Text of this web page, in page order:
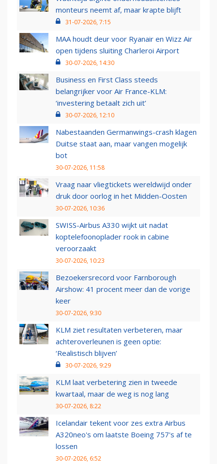
monteurs neemt af, maar krapte blijft
31-07-2026, 7:15
MAA houdt deur voor Ryanair en Wizz Air
open tijdens sluiting Charleroi Airport
30-07-2026, 14:30
Business en First Class steeds
belangrijker voor Air France-KLM:
‘investering betaalt zich uit’
30-07-2026, 12:10
Nabestaanden Germanwings-crash klagen
Duitse staat aan, maar vangen mogelijk
bot
30-07-2026, 11:58
Vraag naar vliegtickets wereldwijd onder
druk door oorlog in het Midden-Oosten
30-07-2026, 10:36
SWISS-Airbus A330 wijkt uit nadat
koptelefoonoplader rook in cabine
veroorzaakt
30-07-2026, 10:23
Bezoekersrecord voor Farnborough
Airshow: 41 procent meer dan de vorige
keer
30-07-2026, 9:30
KLM ziet resultaten verbeteren, maar
achteroverleunen is geen optie:
‘Realistisch blijven’
30-07-2026, 9:29
KLM laat verbetering zien in tweede
kwartaal, maar de weg is nog lang
30-07-2026, 8:22
Icelandair tekent voor zes extra Airbus
A320neo's om laatste Boeing 757's af te
lossen
30-07-2026, 6:52